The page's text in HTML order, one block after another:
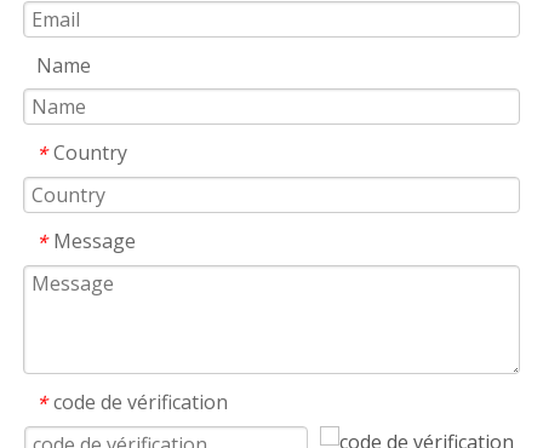
Name
* Country
* Message
* code de vérification